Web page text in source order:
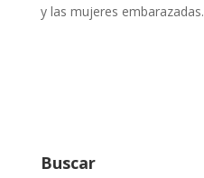
y las mujeres embarazadas.
Buscar